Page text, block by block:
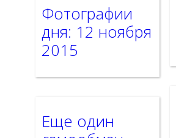
Фотографии
дня: 12 ноября
2015
Еще один